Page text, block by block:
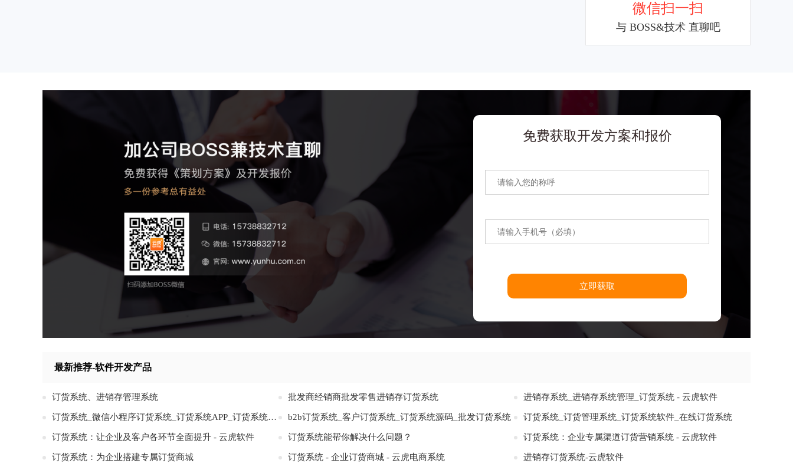
微信扫一扫
与 BOSS&技术 直聊吧
免费获取开发方案和报价
立即获取
最新推荐-软件开发产品
订货系统、进销存管理系统 批发商经销商批发零售进销存订货系统 进销存系统_进销存系统管理_订货系统 - 云虎软件
订货系统_微信小程序订货系统_订货系统APP_订货系统管理后台 b2b订货系统_客户订货系统_订货系统源码_批发订货系统 订货系统_订货管理系统_订货系统软件_在线订货系统
订货系统：让企业及客户各环节全面提升 - 云虎软件 订货系统能帮你解决什么问题？ 订货系统：企业专属渠道订货营销系统 - 云虎软件
订货系统：为企业搭建专属订货商城 订货系统 - 企业订货商城 - 云虎电商系统 进销存订货系统-云虎软件